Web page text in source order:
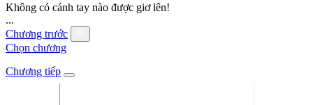
Không có cánh tay nào được giơ lên!
...
Chương trước
Chọn chương
Chương tiếp